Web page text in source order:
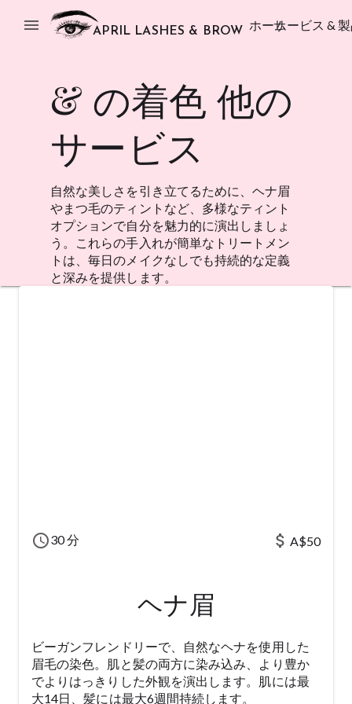
menu APRIL LASHES & BROW ホームサービス &
& の着色 他の
サービス
自然な美しさを引き立てるために、ヘナ眉
やまつ毛のティントなど、多様なティント
オプションで自分を魅力的に演出しましょ
う。これらの手入れが簡単なトリートメン
トは、毎日のメイクなしでも持続的な定義
と深みを提供します。
schedule30 分 attach_money A$50
ヘナ眉
ビーガンフレンドリーで、自然なヘナを使用した
眉毛の染色。肌と髪の両方に染み込み、より豊か
でよりはっきりした外観を演出します。肌には最
大14日、髪には最大6週間持続します。